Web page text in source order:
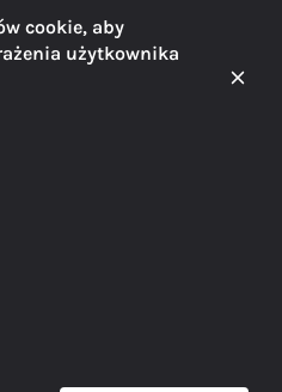
etapie zakupu
gwarantowane!
cookie, aby
użytkownika